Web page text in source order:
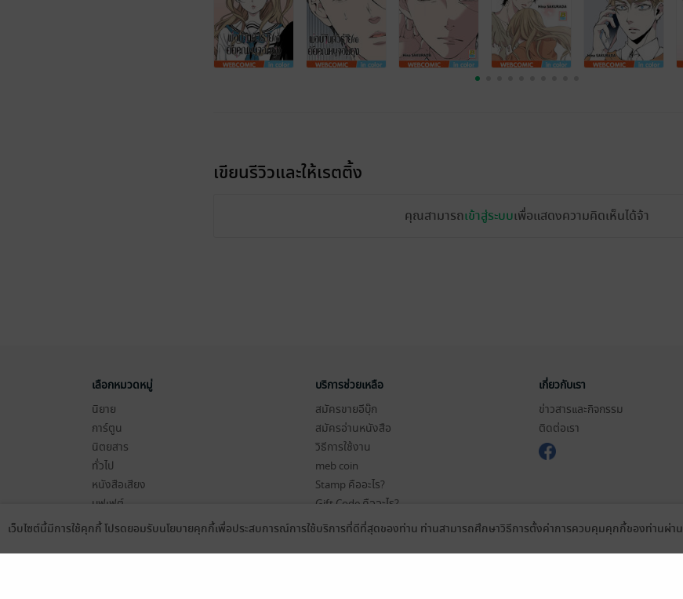
เขียนรีวิวและให้เรตติ้ง
คุณสามารถเข้าสู่ระบบเพื่อแสดงความคิดเห็นได้จ้า
เลือกหมวดหมู่
นิยาย
การ์ตูน
นิตยสาร
ทั่วไป
หนังสือเสียง
บุฟเฟต์
บริการช่วยเหลือ
สมัครขายอีบุ๊ก
สมัครอ่านหนังสือ
วิธีการใช้งาน
meb coin
Stamp คืออะไร?
Gift Code คืออะไร?
เงื่อนไขในการใช้บริการ
เกี่ยวกับเรา
ข่าวสารและกิจกรรม
ติดต่อเรา
เว็บไซต์นี้มีการใช้คุกกี้ โปรดยอมรับนโยบายคุกกี้เพื่อประสบการณ์การใช้บริการที่ดีที่สุดของท่าน ท่านสามารถศึกษาวิธีการตั้งค่าการควบคุมคุกกี้ของท่านผ่าน